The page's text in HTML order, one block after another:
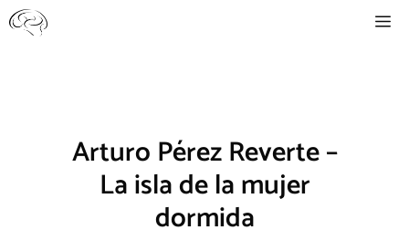
Saltar
al
Arturo Pérez Reverte –
La isla de la mujer
dormida